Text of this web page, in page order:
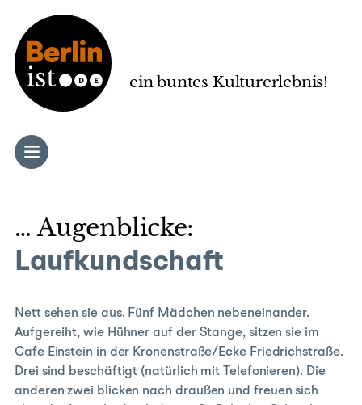
ein buntes Kulturerlebnis!
… Augenblicke:
Laufkundschaft
Nett sehen sie aus. Fünf Mädchen nebeneinander.
Aufgereiht, wie Hühner auf der Stange, sitzen sie im
Cafe Einstein in der Kronenstraße/Ecke Friedrichstraße.
Drei sind beschäftigt (natürlich mit Telefonieren). Die
anderen zwei blicken nach draußen und freuen sich